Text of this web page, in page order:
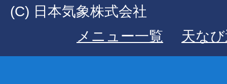
(C) 日本気象株式会社
メニュー一覧
天な